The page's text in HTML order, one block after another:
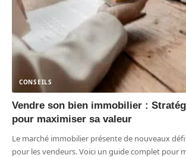
CONSEILS
Vendre son bien immobilier :
pour maximiser sa valeur
Le marché immobilier présente de nouveaux
pour les vendeurs. Voici un guide complet pour